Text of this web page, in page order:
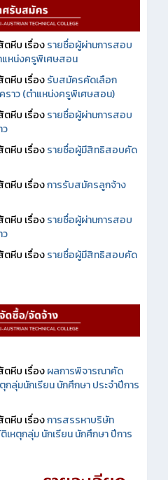
ตหีบ เรื่องรายชื่อผู้ผ่านการสอบ
แหน่งครูพิเศษสอน
ตหีบ เรื่องรับสมัครคัดเลือก
ราว (ตำแหน่งครูพิเศษสอน)
ตหีบ เรื่องรายชื่อผู้ผ่านการสอบ
ตหีบ เรื่องรายชื่อผู้มีสิทธิสอบคัด
ตหีบ เรื่องการรับสมัครลูกจ้าง
ตหีบ เรื่องรายชื่อผู้ผ่านการสอบ
ตหีบ เรื่องรายชื่อผู้มีสิทธิสอบคัด
ตหีบ เรื่องผลการพิจารณาคัด
ลุ่มนักเรียน นักศึกษา ประจำปีการ
ตหีบ เรื่องการสรรหาบริษัท
หตุกลุ่ม นักเรียน นักศึกษา ปีการ